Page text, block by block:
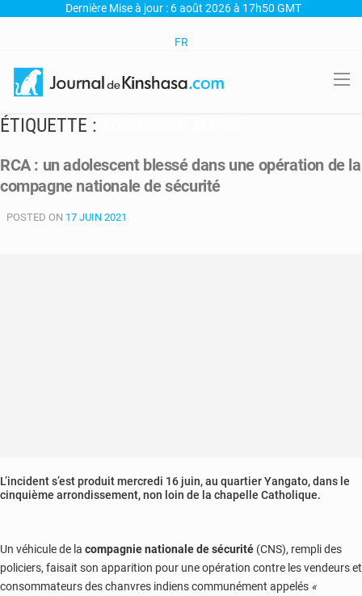
Dernière Mise à jour : 6 août 2026 à 17h50 GMT
FR
ÉTIQUETTE :
RCA : un adolescent blessé dans une opération de la
compagne nationale de sécurité
POSTED ON 17 JUIN 2021
L’incident s’est produit mercredi 16 juin, au quartier Yangato, dans le
cinquième arrondissement, non loin de la chapelle Catholique.
Un véhicule de la compagnie nationale de sécurité (CNS), rempli des
policiers, faisait son apparition pour une opération contre les vendeurs et
consommateurs des chanvres indiens communément appelés «